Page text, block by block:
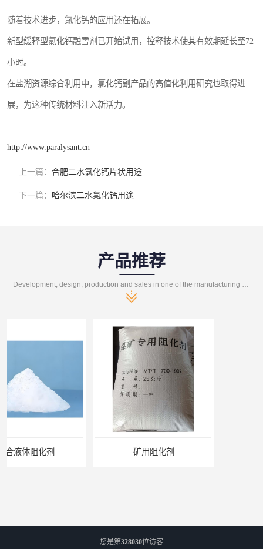
随着技术进步，氯化钙的应用还在拓展。
新型缓释型氯化钙融雪剂已开始试用，控释技术使其有效期延长至72
小时。
在盐湖资源综合利用中，氯化钙副产品的高值化利用研究也取得进
展，为这种传统材料注入新活力。
http://www.paralysant.cn
上一篇： 合肥二水氯化钙片状用途
下一篇： 哈尔滨二水氯化钙用途
产品推荐
Development, design, production and sales in one of the manufacturing enterprises
您是第328030位访客